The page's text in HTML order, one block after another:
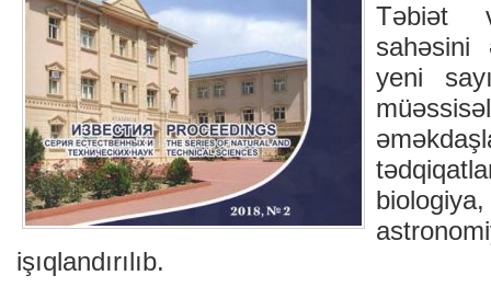
Təbiət
sahəsini
yeni
işıqlandırılıb.